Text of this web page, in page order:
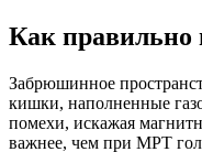
Как правильно
Забрюшинное
кишки, наполненные
помехи, искажая
важнее, чем при МРТ